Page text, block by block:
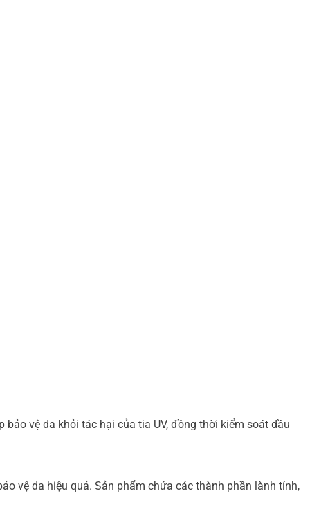
bảo vệ da khỏi tác hại của tia UV, đồng thời kiểm soát dầu
vệ da hiệu quả. Sản phẩm chứa các thành phần lành tính,